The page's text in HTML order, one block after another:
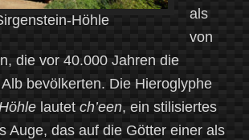
Höhle
als
von
die vor 40.000 Jahren die
bevölkerten. Die Hieroglyphe
lautet ch’een, ein stilisiertes
Auge, das auf die Götter einer als